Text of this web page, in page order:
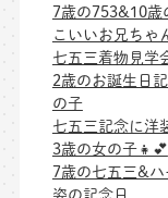
7歳の753&10歳
こいいお兄ちゃ
七五三着物見学
2歳のお誕生日
の子
七五三記念に洋
3歳の女の子👧💕
7歳の七五三&